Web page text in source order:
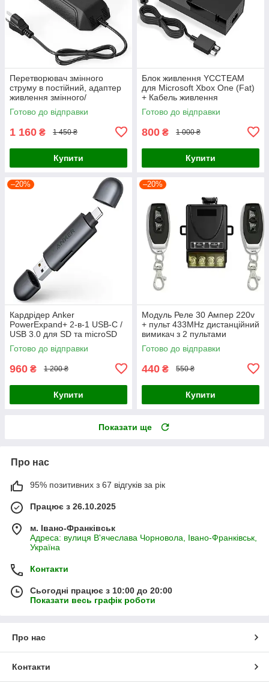
Перетворювач змінного
струму в постійний, адаптер
живлення змінного/
постійного струму 12 В 15 А
180 Вт
Готово до відправки
1 160 ₴ 1 450 ₴
Купити
Блок живлення YCCTEAM
для Microsoft Xbox One (Fat)
+ Кабель живлення
Готово до відправки
800 ₴ 1 000 ₴
Купити
–20%
Кардрідер Anker
PowerExpand+ 2-в-1 USB-C /
USB 3.0 для SD та microSD
карт пам'яті (Space Gray)
Готово до відправки
960 ₴ 1 200 ₴
Купити
–20%
Модуль Реле 30 Ампер 220v
+ пульт 433MHz дистанційний
вимикач з 2 пультами
Готово до відправки
440 ₴ 550 ₴
Купити
Показати ще
Про нас
95% позитивних з 67 відгуків за рік
Працює з 26.10.2025
м. Івано-Франківськ
Адреса: вулиця В'ячеслава Чорновола, Івано-Франківськ,
Україна
Контакти
Сьогодні працює з 10:00 до 20:00
Показати весь графік роботи
Про нас
Контакти